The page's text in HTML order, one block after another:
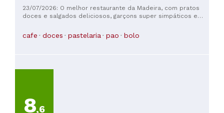
muito grandes nem muito pequenas, e sinceramente,
gostaria de ter descoberto este lugar muito antes. O preço
era muito razoável e barato. Recomendo demais!
23/07/2026: O melhor restaurante da Madeira, com pratos
doces e salgados deliciosos, garçons super simpáticos e
vamos sentir saudades. Abraços 💖
cafe doces pastelaria pao bolo
8,6